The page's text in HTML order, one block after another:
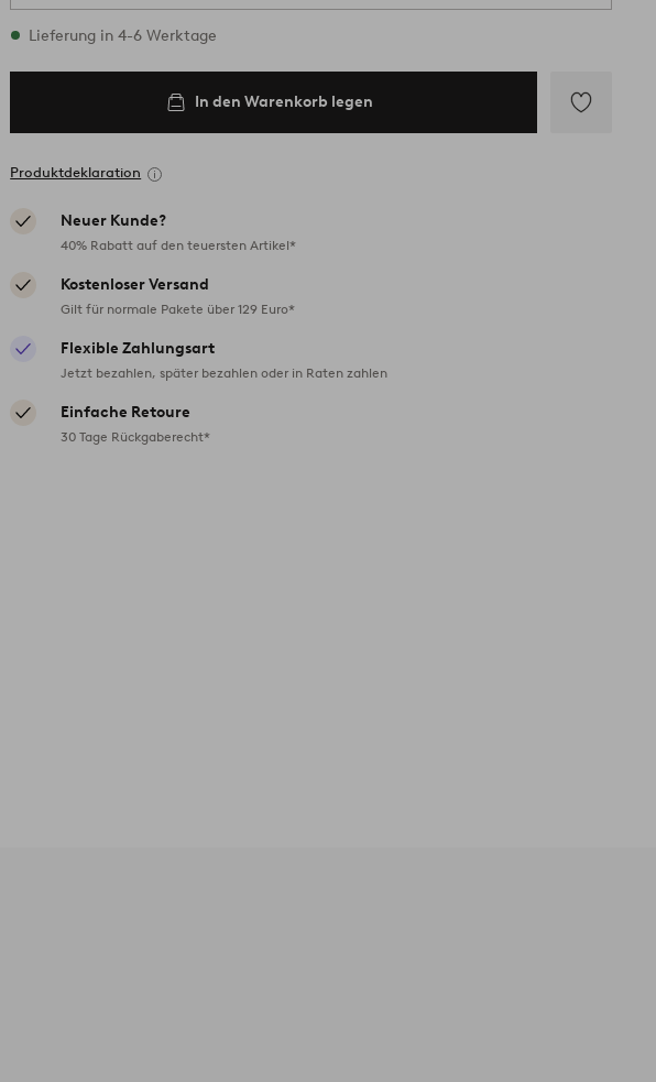
Vorrätig
Lieferung in 4-6 Werktage
In den Warenkorb legen
Produktdeklaration
Neuer Kunde?
40% Rabatt auf den teuersten Artikel*
Kostenloser Versand
Gilt für normale Pakete über 129 Euro*
Flexible Zahlungsart
Jetzt bezahlen, später bezahlen oder in Raten zahlen
Einfache Retoure
30 Tage Rückgaberecht*